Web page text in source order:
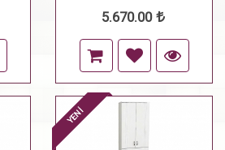
5.670.00
YENİ